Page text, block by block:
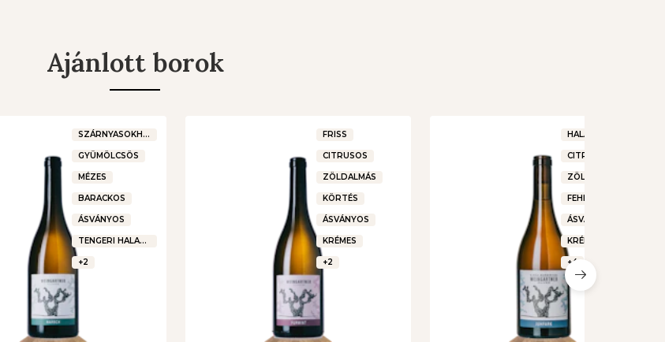
Ajánlott borok
SZÁRNYASOKHOZ
GYÜMÖLCSÖS
MÉZES
BARACKOS
ÁSVÁNYOS
TENGERI HALAKHOZ
+2
FRISS
CITRUSOS
ZÖLDALMÁS
KÖRTÉS
ÁSVÁNYOS
KRÉMES
+2
HALAKHOZ
CITRUSOS
ZÖLDALMÁS
FEHÉR VIRÁGOS
ÁSVÁNYOS
KRÉMES
+4